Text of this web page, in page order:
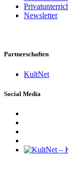
Newsletter
Partnerschaften
KultNet
Social Media